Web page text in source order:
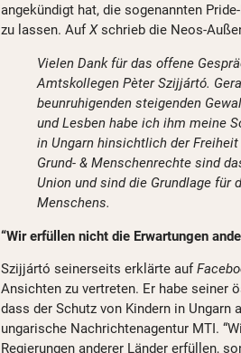
angekündigt hat, die sogenannten
zu lassen. AufXschrieb die Neos-
Vielen Dank für das offene
Amtskollegen Pèter Szijjártó.
beunruhigenden steigenden
und Lesben habe ich ihm meine
in Ungarn hinsichtlich der
Grund- & Menschenrechte sind
Union und sind die Grundlage für
Menschens.
“Wir erfüllen nicht die Erwartungen
Szijjártó seinerseits erklärte auf
Ansichten zu vertreten. Er habe seiner
dass der Schutz von Kindern in
ungarische Nachrichtenagentur MTI.
Regierungen anderer Länder erfüllen,